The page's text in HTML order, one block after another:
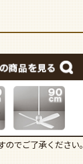
でご了承ください。